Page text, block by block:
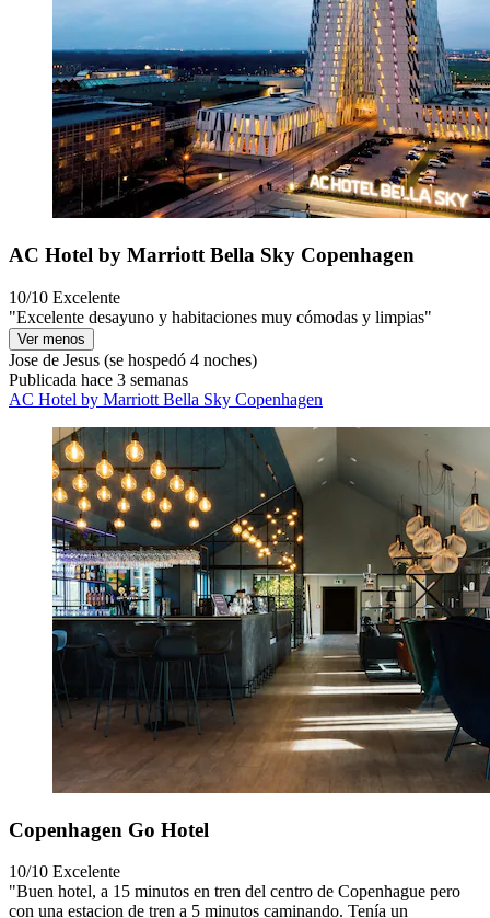
AC Hotel by Marriott Bella Sky Copenhagen
10/10 Excelente
"Excelente desayuno y habitaciones muy cómodas y limpias"
Ver menos
Jose de Jesus (se hospedó 4 noches)
Publicada hace 3 semanas
AC Hotel by Marriott Bella Sky Copenhagen
Copenhagen Go Hotel
10/10 Excelente
"Buen hotel, a 15 minutos en tren del centro de Copenhague pero
con una estacion de tren a 5 minutos caminando. Tenía un